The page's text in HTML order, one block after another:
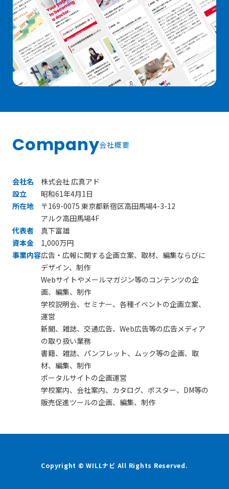
Company会社概要
会社名
株式会社 広真アド
設立
昭和61年4月1日
所在地
〒169-0075 東京都新宿区高田馬場4-3-12
アルク高田馬場4F
代表者
真下富雄
資本金
1,000万円
事業内容広告・広報に関する企画立案、取材、編集ならびに
デザイン、制作
Webサイトやメールマガジン等のコンテンツの企
画、編集、制作
学校説明会、セミナー、各種イベントの企画立案、
運営
新聞、雑誌、交通広告、Web広告等の広告メディア
の取り扱い業務
書籍、雑誌、パンフレット、ムック等の企画、取
材、編集、制作
ポータルサイトの企画運営
学校案内、会社案内、カタログ、ポスター、DM等の
販売促進ツールの企画、編集、制作
Copyright © WILLナビ All Rights Reserved.